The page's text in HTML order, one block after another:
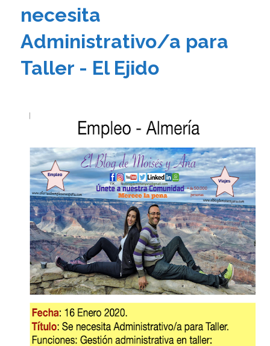
necesita
Administrativo/a para
Taller - El Ejido